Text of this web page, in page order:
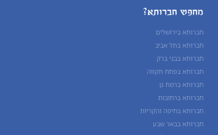
מחפש חברותא?
חברותא בירושלים
חברותא בתל אביב
חברותא בבני ברק
חברותא בפתח תקווה
חברותא ברמת גן
חברותא ברחובות
חברותא בחיפה והקריות
חברותא בבאר שבע